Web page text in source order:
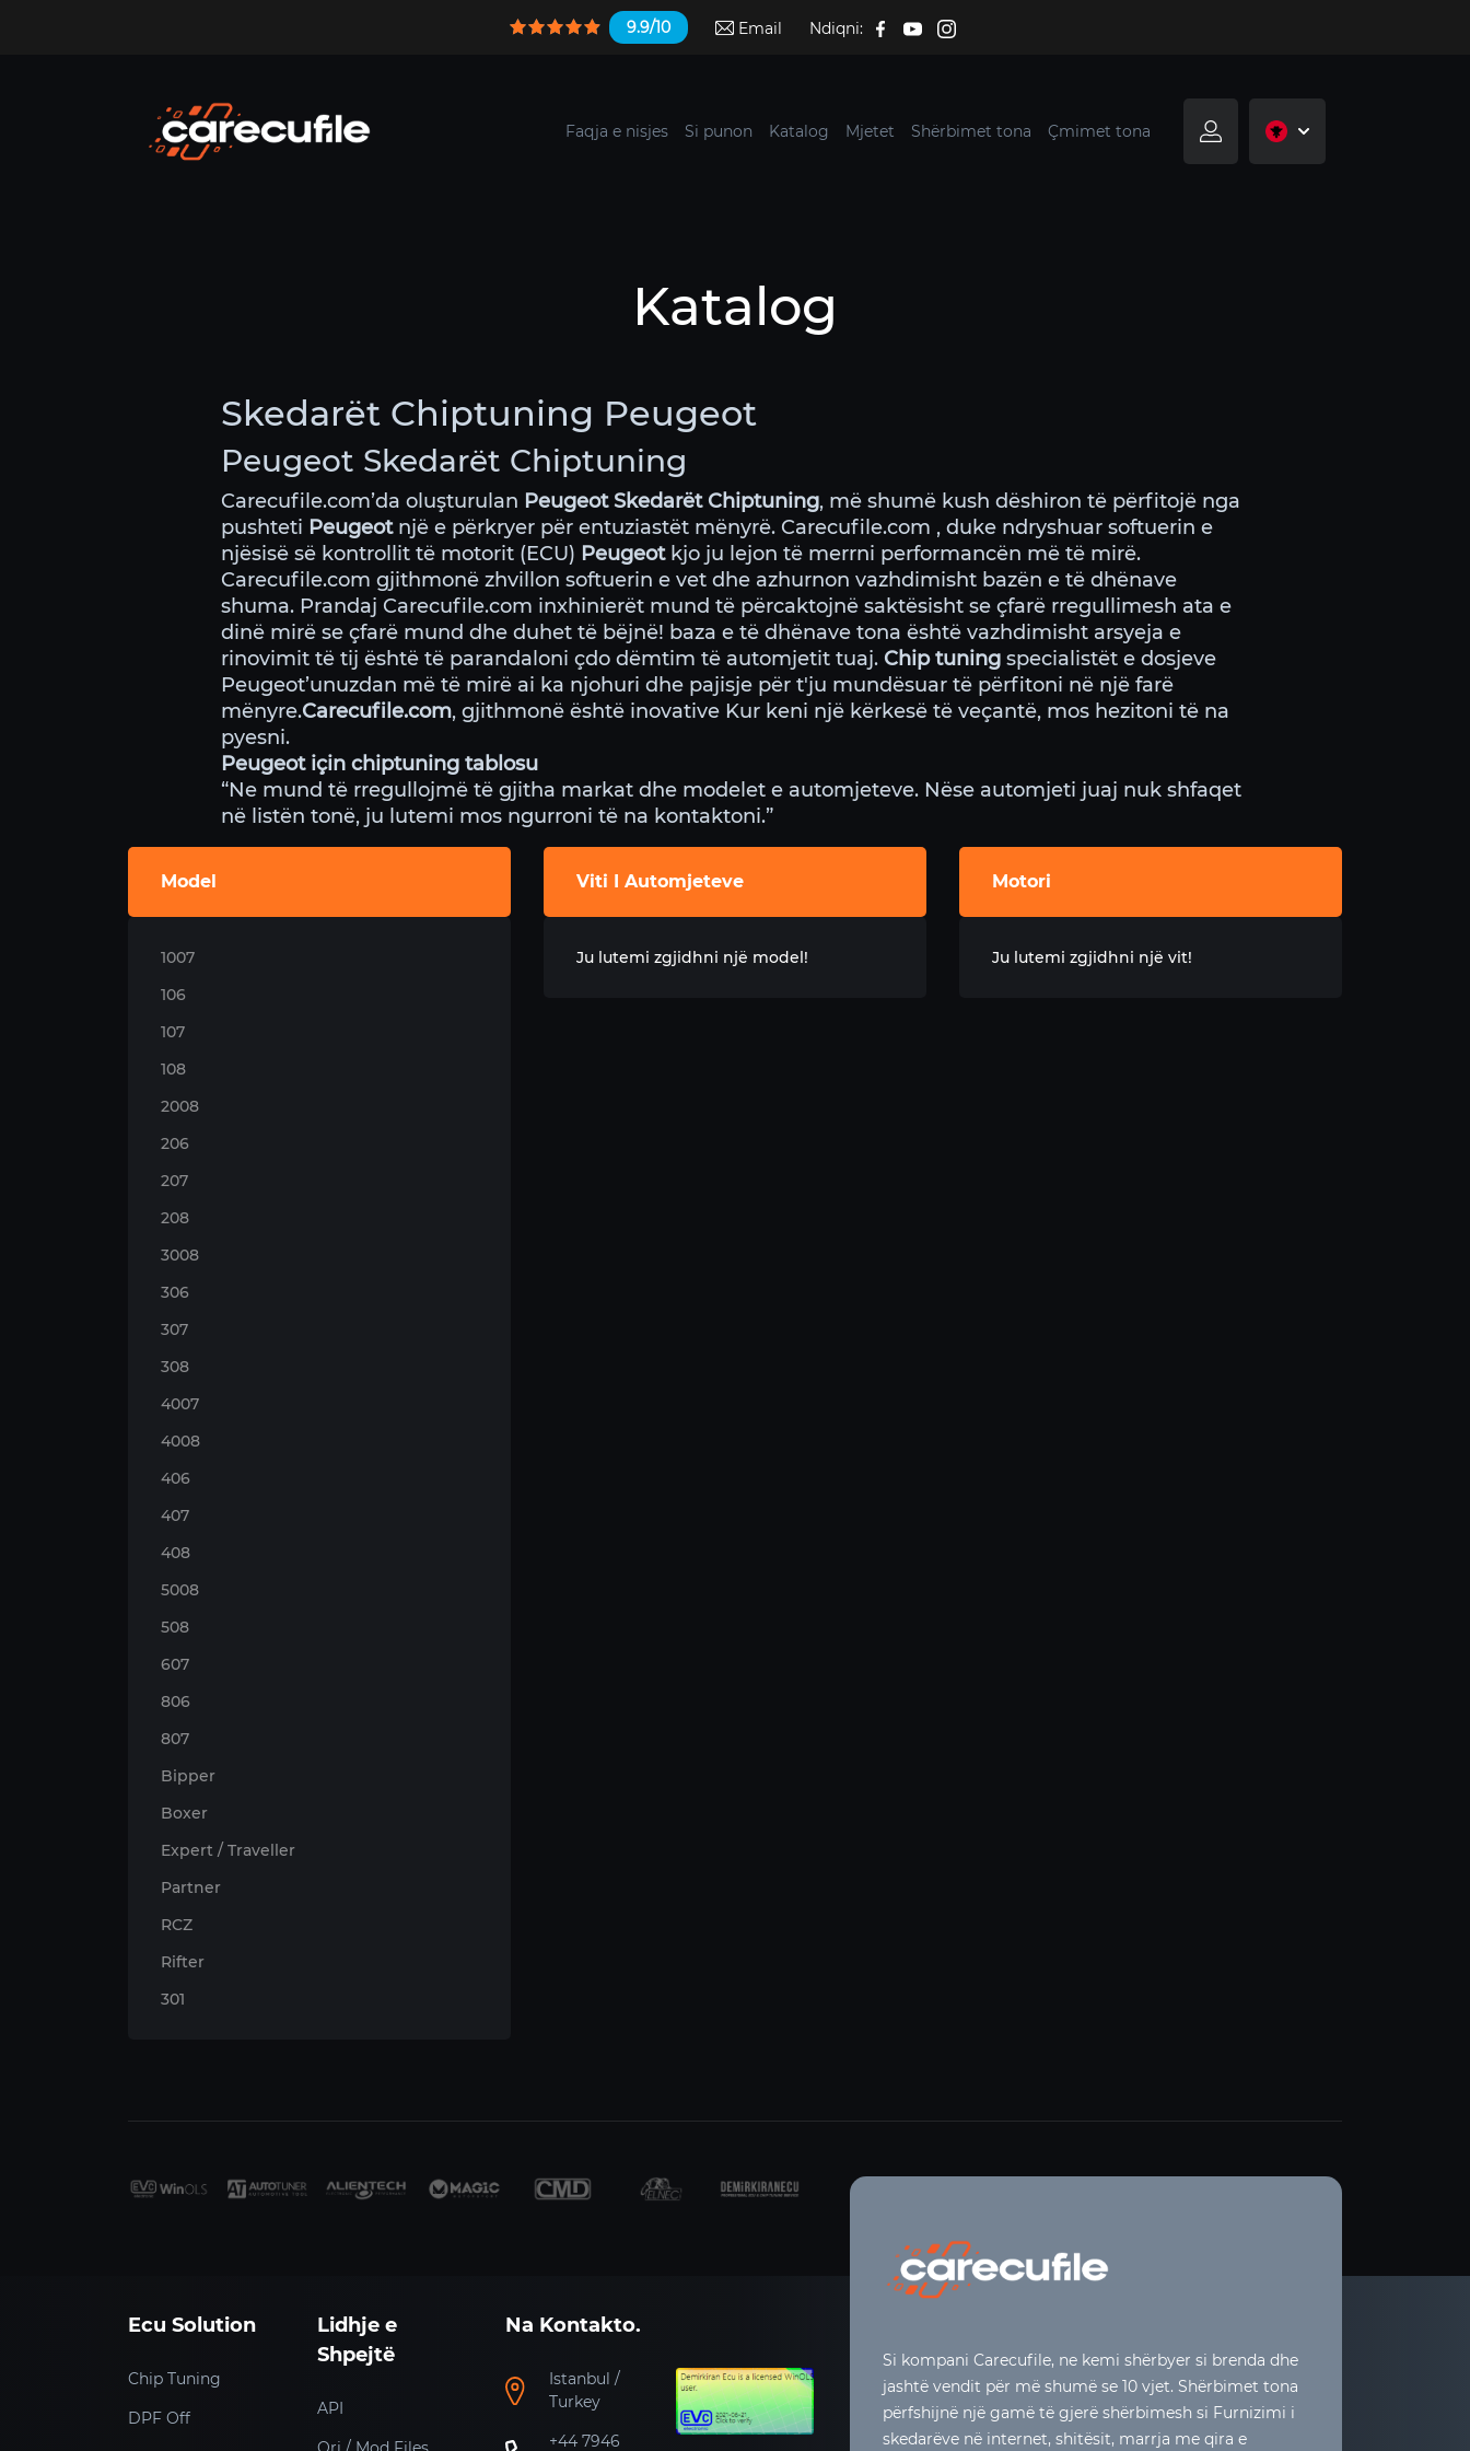
9.9/10 Email Ndiqni:
Faqja e nisjes Si punon Katalog Mjetet Shërbimet tona Çmimet tona
Katalog
Skedarët Chiptuning Peugeot
Peugeot Skedarët Chiptuning
Carecufile.com’da oluşturulan Peugeot Skedarët Chiptuning, më shumë kush dëshiron të përfitojë nga
pushteti Peugeotnjë e përkryer për entuziastët mënyrë. Carecufile.com , duke ndryshuar softuerin e
njësisë së kontrollit të motorit (ECU) Peugeotkjo ju lejon të merrni performancën më të mirë.
Carecufile.com gjithmonë zhvillon softuerin e vet dhe azhurnon vazhdimisht bazën e të dhënave
shuma. Prandaj Carecufile.com inxhinierët mund të përcaktojnë saktësisht se çfarë rregullimesh ata e
dinë mirë se çfarë mund dhe duhet të bëjnë! baza e të dhënave tona është vazhdimisht arsyeja e
rinovimit të tij është të parandaloni çdo dëmtim të automjetit tuaj. Chip tuning specialistët e dosjeve
Peugeot’unuzdan më të mirë ai ka njohuri dhe pajisje për t'ju mundësuar të përfitoni në një farë
mënyre.Carecufile.com, gjithmonë është inovative Kur keni një kërkesë të veçantë, mos hezitoni të na
pyesni.
Peugeot için chiptuning tablosu
“Ne mund të rregullojmë të gjitha markat dhe modelet e automjeteve. Nëse automjeti juaj nuk shfaqet
në listën tonë, ju lutemi mos ngurroni të na kontaktoni.”
Model
1007
106
107
108
2008
206
207
208
3008
306
307
308
4007
4008
406
407
408
5008
508
607
806
807
Bipper
Boxer
Expert / Traveller
Partner
RCZ
Rifter
301
Viti I Automjeteve
Ju lutemi zgjidhni një model!
Motori
Ju lutemi zgjidhni një vit!
Ecu Solution
Chip Tuning
DPF Off
Lidhje e
Shpejtë
API
Na Kontakto.
Istanbul /
Turkey
+44 7946
Si kompani Carecufile, ne kemi shërbyer si brenda dhe
jashtë vendit për më shumë se 10 vjet. Shërbimet tona
përfshijnë një gamë të gjerë shërbimesh si Furnizimi i
skedarëve në internet, shitësit, marrja me qira e